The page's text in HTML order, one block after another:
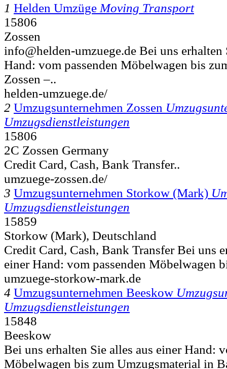
1 Helden Umzüge Moving Transport
15806
Zossen
info@helden-umzuege.de Bei uns erhalten
Hand: vom passenden Möbelwagen bis
Zossen –..
helden-umzuege.de/
2 Umzugsunternehmen Zossen
Umzugsdienstleistungen
15806
2C Zossen Germany
Credit Card, Cash, Bank Transfer..
umzuege-zossen.de/
3 Umzugsunternehmen Storkow (Mark)
Umzugsdienstleistungen
15859
Storkow (Mark), Deutschland
Credit Card, Cash, Bank Transfer Bei uns
einer Hand: vom passenden Möbelwagen
umzuege-storkow-mark.de
4 Umzugsunternehmen Beeskow
Umzugsdienstleistungen
15848
Beeskow
Bei uns erhalten Sie alles aus einer Hand:
Möbelwagen bis zum Umzugsmaterial in